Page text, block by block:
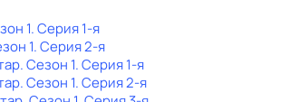
1. Серия 1-я
1. Серия 2-я
. Сезон 1. Серия 1-я
. Сезон 1. Серия 2-я